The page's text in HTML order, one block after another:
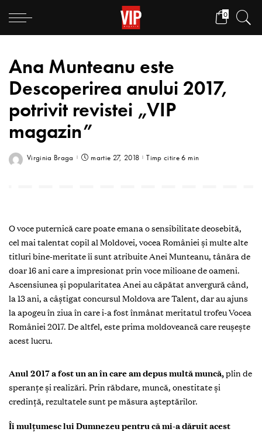
0
Ana Munteanu este
Descoperirea anului 2017,
potrivit revistei „VIP
magazin”
Virginia Braga martie 27, 2018 Timp citire 6 min
O voce puternică care poate emana o sensibilitate deosebită,
cel mai talentat copil al Moldovei, vocea României şi multe alte
titluri bine-meritate îi sunt atribuite Anei Munteanu, tânăra de
doar 16 ani care a impresionat prin voce milioane de oameni.
Ascensiunea şi popularitatea Anei au căpătat anvergură când,
la 13 ani, a câştigat concursul Moldova are Talent, dar au ajuns
la apogeu în ziua în care i-a fost înmânat meritatul trofeu Vocea
României 2017. De altfel, este prima moldoveancă care reuşeşte
acest lucru.
Anul 2017 a fost un an în care am depus multă muncă,plin de
speranţe şi realizări. Prin răbdare, muncă, onestitate şi
credinţă, rezultatele sunt pe măsura aşteptărilor.
Îi mulţumesc lui Dumnezeu pentru că mi-a dăruit acest